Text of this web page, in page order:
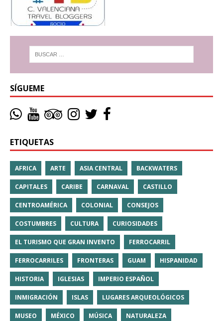
SÍGUEME
ETIQUETAS
AFRICA ARTE ASIA CENTRAL BACKWATERS
CAPITALES CARIBE CARNAVAL CASTILLO
CENTROAMÉRICA COLONIAL CONSEJOS
COSTUMBRES CULTURA CURIOSIDADES
EL TURISMO QUE GRAN INVENTO FERROCARRIL
FERROCARRILES FRONTERAS GUAM HISPANIDAD
HISTORIA IGLESIAS IMPERIO ESPAÑOL
INMIGRACIÓN ISLAS LUGARES ARQUEOLÓGICOS
MUSEO MÉXICO MÚSICA NATURALEZA